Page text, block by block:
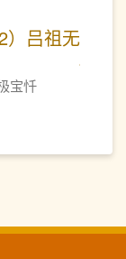
）吕祖无
宝忏